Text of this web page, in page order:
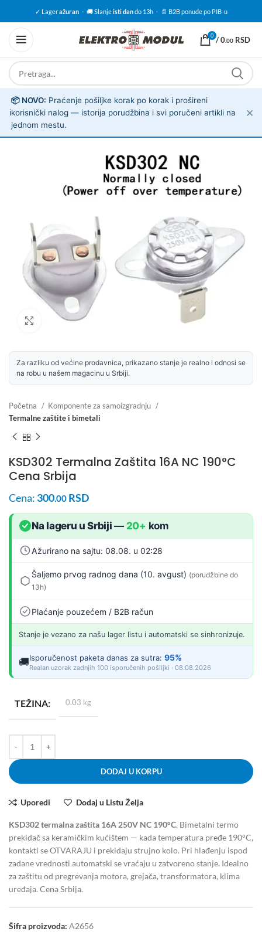
✓ Lageražuran · 🚚 Slanjeisti dando 13h · 📄 B2B ponude po PIB-u
0 /0.00 RSD
ℹ️
📦 NOVO: Praćenje pošiljke korak po korak i prošireni
korisnički nalog — istorija porudžbina i svi poručeni artikli na
jednom mestu.
✕
Uvećaj sliku
Za razliku od većine prodavnica, prikazano stanje je realno i odnosi se
na robu u našem magacinu u Srbiji.
Početna
Komponente za samoizgradnju
Termalne zaštite i bimetali
KSD302 Termalna Zaštita 16A NC 190°C
Cena Srbija
Cena: 300.00 RSD
Na lageru u Srbiji — 20+ kom
Ažurirano na sajtu: 08.08. u 02:28
Šaljemo prvog radnog dana (10. avgust) (porudžbine do
13h)
Plaćanje pouzećem / B2B račun
Stanje je vezano za našu lager listu i automatski se sinhronizuje.
🚚Isporučenost paketa danas za sutra: 95%
Realan uzorak zadnjih 100 isporučenih pošiljki · 08.08.2026
TEŽINA 0.03 kg
DODAJ U KORPU
Uporedi Dodaj u Listu Želja
KSD302 termalna zaštita 16A 250V NC 190°C. Bimetalni termo
prekidač sa keramičkim kućištem — kada temperatura pređe 190°C,
kontakti se OTVARAJU i prekidaju strujno kolo. Pri hlađenju ispod
zadane vrednosti automatski se vraćaju u zatvoreno stanje. Idealno
za zaštitu od pregrevanja motora, grejača, transformatora, klima
uređaja. Cena Srbija.
Šifra proizvoda: A2656